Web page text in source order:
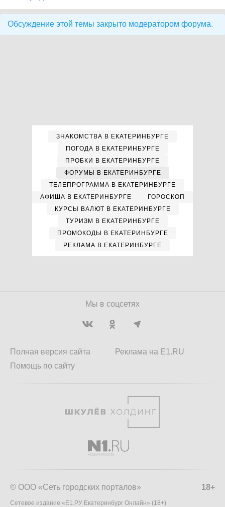
Обсуждение этой темы закрыто модератором форума.
ЗНАКОМСТВА В ЕКАТЕРИНБУРГЕ
ПОГОДА В ЕКАТЕРИНБУРГЕ
ПРОБКИ В ЕКАТЕРИНБУРГЕ
ФОРУМЫ В ЕКАТЕРИНБУРГЕ
ТЕЛЕПРОГРАММА В ЕКАТЕРИНБУРГЕ
АФИША В ЕКАТЕРИНБУРГЕ
ГОРОСКОП
КУРСЫ ВАЛЮТ В ЕКАТЕРИНБУРГЕ
ТУРИЗМ В ЕКАТЕРИНБУРГЕ
ПРОМОКОДЫ В ЕКАТЕРИНБУРГЕ
РЕКЛАМА В ЕКАТЕРИНБУРГЕ
Мы в соцсетях
Полная версия сайта
Помощь по сайту
Реклама на E1.RU
18+
© ООО «Сеть городских порталов»
Сетевое издание «Е1.РУ Екатеринбург Онлайн» (18+)